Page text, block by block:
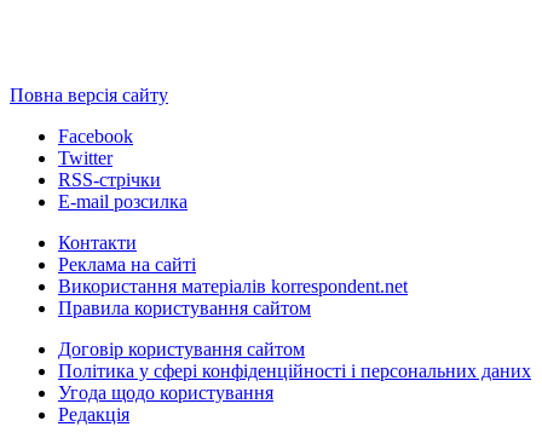
Повна версія сайту
Facebook
Twitter
RSS-стрічки
E-mail розсилка
Контакти
Реклама на сайті
Використання матеріалів korrespondent.net
Правила користування сайтом
Договір користування сайтом
Політика у сфері конфіденційності і персональних даних
Угода щодо користування
Редакція